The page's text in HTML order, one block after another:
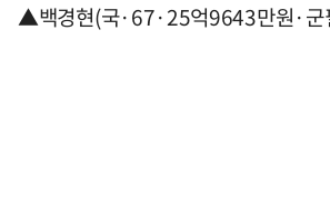
▲백경현(국·67·25억9643만원·